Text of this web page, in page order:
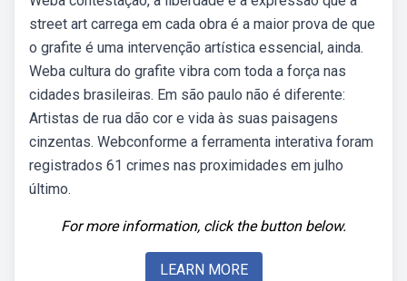
street art carrega em cada obra é a maior prova de que
o grafite é uma intervenção artística essencial, ainda.
Weba cultura do grafite vibra com toda a força nas
cidades brasileiras. Em são paulo não é diferente:
Artistas de rua dão cor e vida às suas paisagens
cinzentas. Webconforme a ferramenta interativa foram
registrados 61 crimes nas proximidades em julho
último.
For more information, click the button below.
LEARN MORE